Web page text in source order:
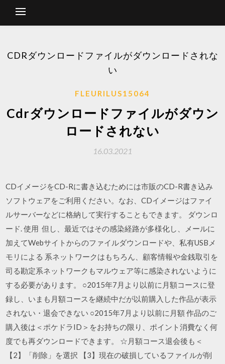
CDRダウンロードファイルがダウンロードされな
い
FLEURILUS15064
Cdrダウンロードファイルがダウン
ロードされない
16.03.2021
CDイメージをCD-Rに書き込むためには市販のCD-R書き込み
ソフトウェアをご利用ください。なお、CDイメージはファイ
ルサーバーなどに格納して実行することもできます。 ダウンロ
ード. 使用 但し、最近ではその感染経路が多様化し、メールに
加えてWebサイトからのファイルダウンロードや、私有USBメ
モリによる 系ネットワークはもちろん、顧客情報や金銭取引を
司る勘定系ネットワークもマルウェア等に感染されないように
する必要があります。 ○2015年7月より以前に月額コースに登
録し、いまも月額コースを継続中だが以前購入した作品が表示
されない・退会できない ○2015年7月より以前に月額 作品のご
購入後は＜ポケドラID＞をお持ちの限り、ポイント消費なく何
度でも再ダウンロードできます。 ☆月額コース退会後も＜
【2】「削除」を選択 【3】現在の破損しているファイルが削